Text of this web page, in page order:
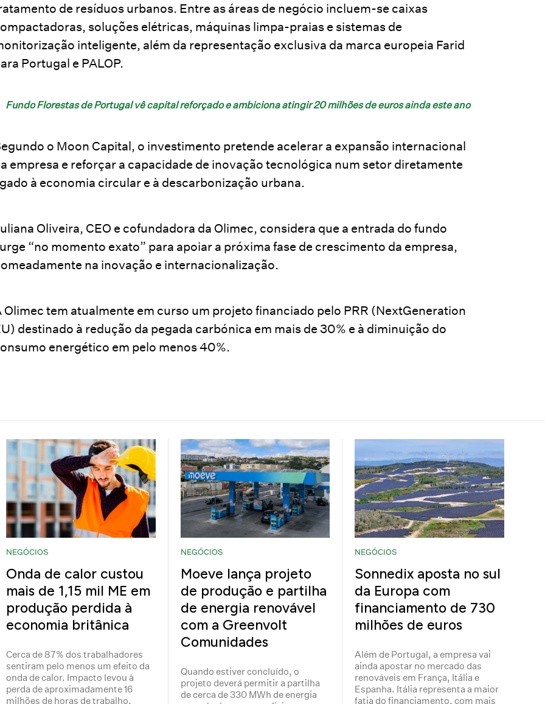
de resíduos urbanos. Entre as áreas de negócio incluem-se caixas
soluções elétricas, máquinas limpa-praias e sistemas de
inteligente, além da representação exclusiva da marca europeia Farid
Portugal e PALOP.
Fundo Florestas de Portugal vê capital reforçado e ambiciona atingir 20 milhões de euros ainda este ano
o Moon Capital, o investimento pretende acelerar a expansão internacional
empresa e reforçar a capacidade de inovação tecnológica num setor diretamente
à economia circular e à descarbonização urbana.
Oliveira, CEO e cofundadora da Olimec, considera que a entrada do fundo
“no momento exato” para apoiar a próxima fase de crescimento da empresa,
na inovação e internacionalização.
Olimec tem atualmente em curso um projeto financiado pelo PRR (NextGeneration
destinado à redução da pegada carbónica em mais de 30% e à diminuição do
energético em pelo menos 40%.
NEGÓCIOS
Onda de calor custou
mais de 1,15 mil ME em
produção perdida à
economia britânica
Cerca de 87% dos trabalhadores
sentiram pelo menos um efeito da
onda de calor. Impacto levou à
perda de aproximadamente 16
milhões de horas de trabalho.
NEGÓCIOS
Moeve lança projeto
de produção e partilha
de energia renovável
com a Greenvolt
Comunidades
Quando estiver concluído, o
projeto deverá permitir a partilha
de cerca de 330 MWh de energia
NEGÓCIOS
Sonnedix aposta no sul
da Europa com
financiamento de 730
milhões de euros
Além de Portugal, a empresa vai
ainda apostar no mercado das
renováveis em França, Itália e
Espanha. Itália representa a maior
fatia do financiamento, com mais